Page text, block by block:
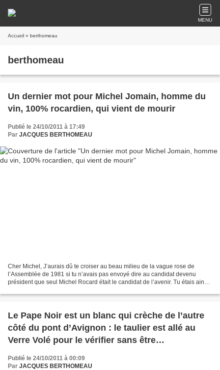
MENU
Accueil » berthomeau
berthomeau
Un dernier mot pour Michel Jomain, homme du
vin, 100% rocardien, qui vient de mourir
Publié le 24/10/2011 à 17:49
Par JACQUES BERTHOMEAU
Cher Michel, J’aurais dû te croiser au beau milieu de la vague rose de
l’Assemblée de 1981 si tu n’avais pas envoyé dire au candidat devenu
président que seul Michel Rocard était le candidat de l’avenir. Tu étais ainsi
Le Pape Noir est un blanc qui crèche de l’autre
côté du pont d’Avignon : le taulier est allé au
Verre Volé pour le vérifier sans être
Publié le 24/10/2011 à 00:09
Par JACQUES BERTHOMEAU